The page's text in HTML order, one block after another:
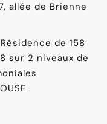
allée de Brienne
Résidence de 158
sur 2 niveaux de